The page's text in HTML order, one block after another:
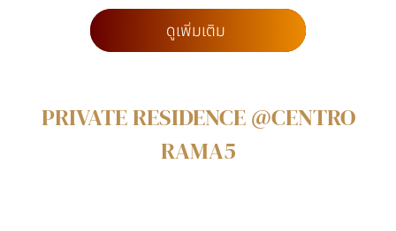
ดูเพิ่มเติม
PRIVATE RESIDENCE @CENTRO
RAMA5